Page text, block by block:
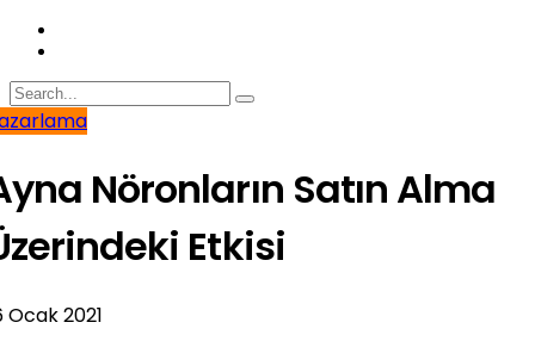
Nöronların Satın Alma
Etkisi
Ocak 2021